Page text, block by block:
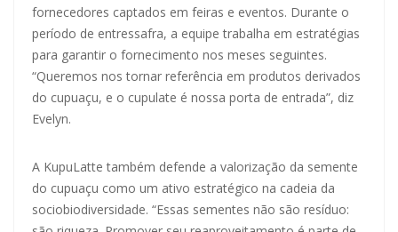
fornecedores captados em feiras e eventos. Durante o
período de entressafra, a equipe trabalha em estratégias
para garantir o fornecimento nos meses seguintes.
“Queremos nos tornar referência em produtos derivados
do cupuaçu, e o cupulate é nossa porta de entrada”, diz
Evelyn.
A KupuLatte também defende a valorização da semente
do cupuaçu como um ativo estratégico na cadeia da
sociobiodiversidade. “Essas sementes não são resíduo: